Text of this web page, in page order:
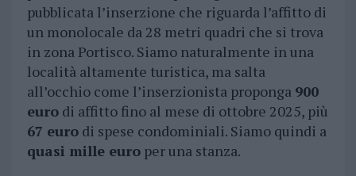
pubblicata l’inserzione che riguarda l’affitto di
un monolocale da 28 metri quadri che si trova
in zona Portisco. Siamo naturalmente in una
località altamente turistica, ma salta
all’occhio come l’inserzionista proponga 900
eurodi affitto fino al mese di ottobre 2025, più
67 eurodi spese condominiali. Siamo quindi a
quasi mille europer una stanza.